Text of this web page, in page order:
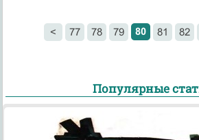
< 77 78 79 80 81 82
Популярные